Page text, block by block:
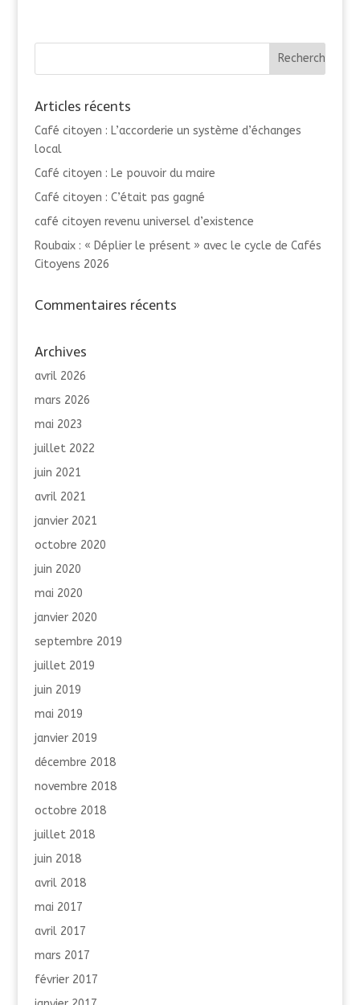
Articles récents
Café citoyen : L’accorderie un système d’échanges
local
Café citoyen : Le pouvoir du maire
Café citoyen : C’était pas gagné
café citoyen revenu universel d’existence
Roubaix : « Déplier le présent » avec le cycle de Cafés
Citoyens 2026
Commentaires récents
Archives
avril 2026
mars 2026
mai 2023
juillet 2022
juin 2021
avril 2021
janvier 2021
octobre 2020
juin 2020
mai 2020
janvier 2020
septembre 2019
juillet 2019
juin 2019
mai 2019
janvier 2019
décembre 2018
novembre 2018
octobre 2018
juillet 2018
juin 2018
avril 2018
mai 2017
avril 2017
mars 2017
février 2017